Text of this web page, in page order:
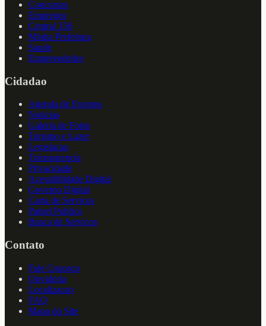
Concursos
Empregos
Central 156
Minha Prefeitura
Saude
Empreendedor
Cidadao
Agenda de Eventos
Noticias
Galeria de Fotos
Turismo e Lazer
Legislacao
Transparencia
Privacidade
Acessibilidade Digital
Governo Digital
Carta de Servicos
Painel Publico
Busca de Servicos
Contato
Fale Conosco
Ouvidoria
Localizacao
FAQ
Mapa do Site